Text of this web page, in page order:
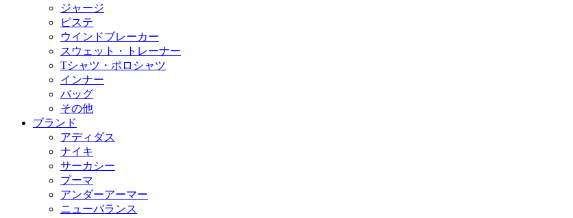
ジャージ
ピステ
ウインドブレーカー
スウェット・トレーナー
Tシャツ・ポロシャツ
インナー
バッグ
その他
ブランド
アディダス
ナイキ
サーカシー
プーマ
アンダーアーマー
ニューバランス